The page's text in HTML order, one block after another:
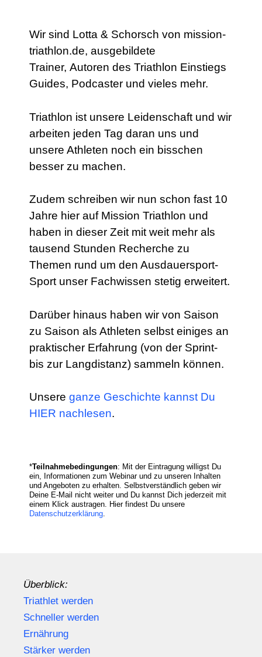
Wir sind Lotta & Schorsch von mission-
triathlon.de, ausgebildete
Trainer, Autoren des Triathlon Einstiegs
Guides, Podcaster und vieles mehr.
Triathlon ist unsere Leidenschaft und wir
arbeiten jeden Tag daran uns und
unsere Athleten noch ein bisschen
besser zu machen.
Zudem schreiben wir nun schon fast 10
Jahre hier auf Mission Triathlon und
haben in dieser Zeit mit weit mehr als
tausend Stunden Recherche zu
Themen rund um den Ausdauersport-
Sport unser Fachwissen stetig erweitert.
Darüber hinaus haben wir von Saison
zu Saison als Athleten selbst einiges an
praktischer Erfahrung (von der Sprint-
bis zur Langdistanz) sammeln können.
Unsere ganze Geschichte kannst Du
HIER nachlesen.
*Teilnahmebedingungen: Mit der Eintragung willigst Du
ein, Informationen zum Webinar und zu unseren Inhalten
und Angeboten zu erhalten. Selbstverständlich geben wir
Deine E-Mail nicht weiter und Du kannst Dich jederzeit mit
einem Klick austragen. Hier findest Du unsere
Datenschutzerklärung
Überblick:
Triathlet werden
Schneller werden
Ernährung
Stärker werden